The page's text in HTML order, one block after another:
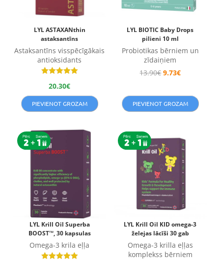
LYL ASTAXANthin
astaksantīns
Astaksantīns visspēcīgākais
antioksidants
ar
5.00
no 5
20.30€
PIEVIENOT GROZAM
LYL BIOTIC Baby Drops
pilieni 10 ml
Probiotikas bērniem un
zīdaiņiem
13.90€ 9.73€
PIEVIENOT GROZAM
LYL Krill Oil Superba
BOOST™, 30 kapsulas
Omega-3 krila eļļa
LYL Krill Oil KID omega-3
želejas lācīši 30 gab
Omega-3 krilla eļļas
komplekss bērniem